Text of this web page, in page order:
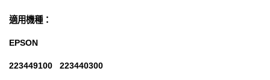
適用機種：
EPSON
223449100 223440300